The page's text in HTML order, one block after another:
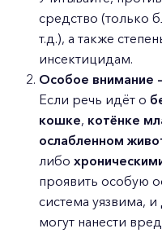
средство (только
т.д.), а также
инсектицидам.
Особое внимание
Если речь идёт о
кошке, котёнке
ослабленном
либо
проявить особую
система уязвима,
могут нанести